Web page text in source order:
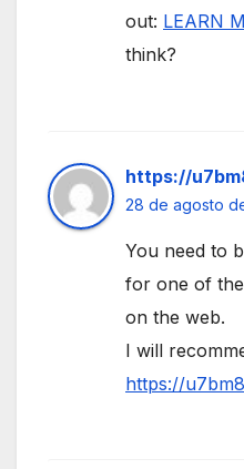
out: LEARN
think?
https://
28 de agosto
You need to
for one of
on the web.
I will
https://